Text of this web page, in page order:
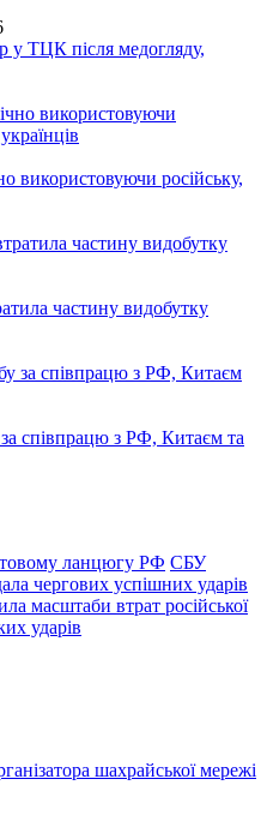
ТЦК після медогляду,
використовуючи російську,
частину видобутку
співпрацю з РФ, Китаєм та
ланцюгу РФ СБУ
чергових успішних ударів
масштаби втрат російської
ударів
шахрайської мережі